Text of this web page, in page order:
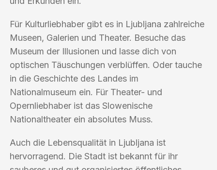
Für Kulturliebhaber gibt es in Ljubljana zahlreiche
Museen, Galerien und Theater. Besuche das
Museum der Illusionen und lasse dich von
optischen Täuschungen verblüffen. Oder tauche
in die Geschichte des Landes im
Nationalmuseum ein. Für Theater- und
Opernliebhaber ist das Slowenische
Nationaltheater ein absolutes Muss.
Auch die Lebensqualität in Ljubljana ist
hervorragend. Die Stadt ist bekannt für ihr